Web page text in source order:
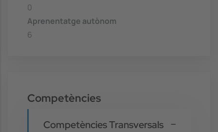
0
Aprenentatge autònom
6
Competències
Competències Transversals